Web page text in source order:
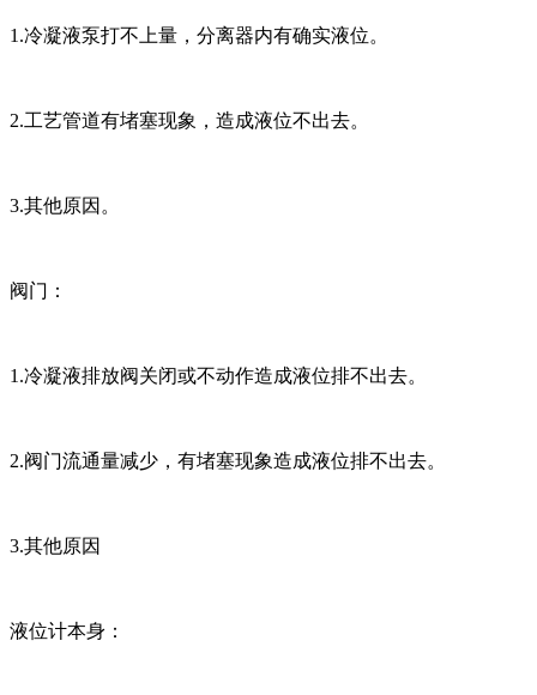
1.冷凝液泵打不上量，分离器内有确实液位。
2.工艺管道有堵塞现象，造成液位不出去。
3.其他原因。
阀门：
1.冷凝液排放阀关闭或不动作造成液位排不出去。
2.阀门流通量减少，有堵塞现象造成液位排不出去。
3.其他原因
液位计本身：